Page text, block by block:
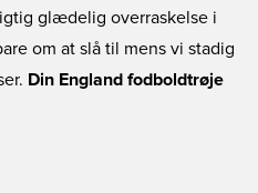
glædelig overraskelse i
om at slå til mens vi stadig
Din England fodboldtrøje